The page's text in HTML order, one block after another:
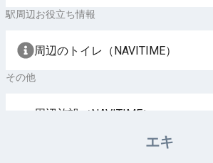
駅周辺お役立ち情報
周辺のトイレ（NAVITIME）
その他
周辺施設（NAVITIME）
エキ